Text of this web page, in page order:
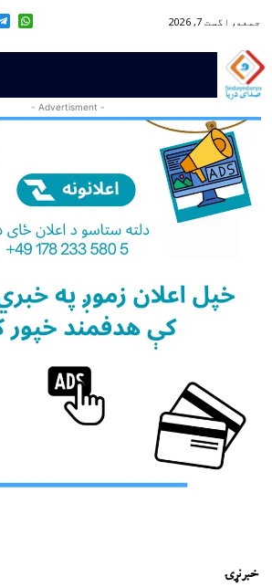
جمعه, اگست 7, 2026
- Advertisment -
خبرنړۍ